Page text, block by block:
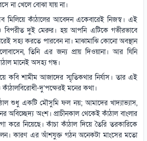
না খেলে বোঝা যায় না।
কাঁঠালের আবেদন একেবারেই নিজস্ব। এই
বিপরীত দুই মেরুর। হয় আপনি এটিকে গভীরভাবে
সহ্য করতে পারবেন না। মাঝামাঝি কোনো অবস্থান
তিনি এর জন্য প্রায় দিওয়ানা। আর যিনি
মানেই অসহ্য গন্ধ।
কবি শামীম আজাদের স্মৃতিকথার নির্যাস। তার এই
কাঁঠালবিরোধী-দু’পক্ষেরই মনের কথা।
শুধু একটি মৌসুমি ফল নয়; আমাদের খাদ্যাভ্যাস,
অবিচ্ছেদ্য অংশ। প্রাচীনকাল থেকেই কাঁঠাল বাংলার
করে নিয়েছে। কাঁচা কাঁঠাল দিয়ে তৈরি তরকারিকে
কারণ এর আঁশযুক্ত গঠন অনেকটা মাংসের মতো